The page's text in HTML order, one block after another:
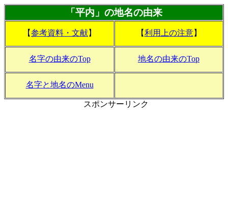
「平内」の地名の由来
【参考資料・文献】 【利用上の注意】
名字の由来のTop 地名の由来のTop
名字と地名のMenu
スポンサーリンク